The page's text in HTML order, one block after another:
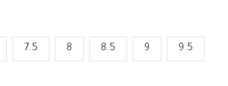
7.5 8 8.5 9 9.5